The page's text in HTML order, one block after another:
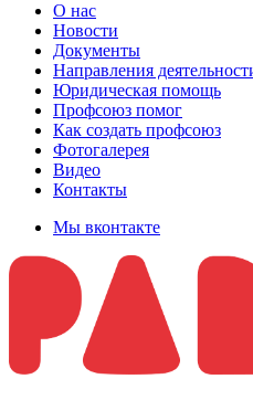
О нас
Новости
Документы
Направления
Юридическая помощь
Профсоюз помог
Как создать профсоюз
Фотогалерея
Видео
Контакты
Мы вконтакте